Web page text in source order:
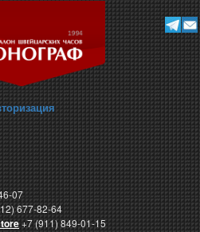
07
677-82-64
+7 (911) 849-01-15